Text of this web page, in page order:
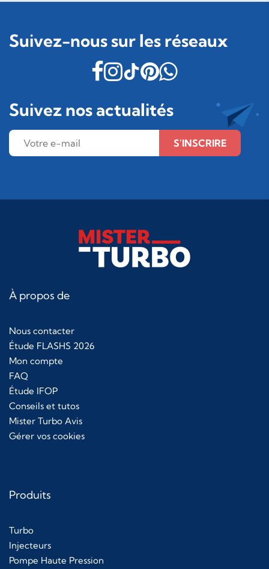
Suivez-nous sur les réseaux
Suivez nos actualités
S'INSCRIRE
À propos de
Nous contacter
Étude FLASHS 2026
Mon compte
FAQ
Étude IFOP
Conseils et tutos
Mister Turbo Avis
Gérer vos cookies
Produits
Turbo
Injecteurs
Pompe Haute Pression